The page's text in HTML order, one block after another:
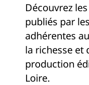
Découvrez
publiés par
adhérentes
la richesse et
production
Loire.